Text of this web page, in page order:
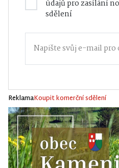
údajůpro zasílání
sdělení
ReklamaKoupit komerční sdělení